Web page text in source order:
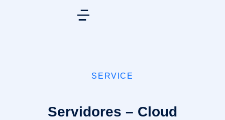
SERVICE
Servidores – Cloud